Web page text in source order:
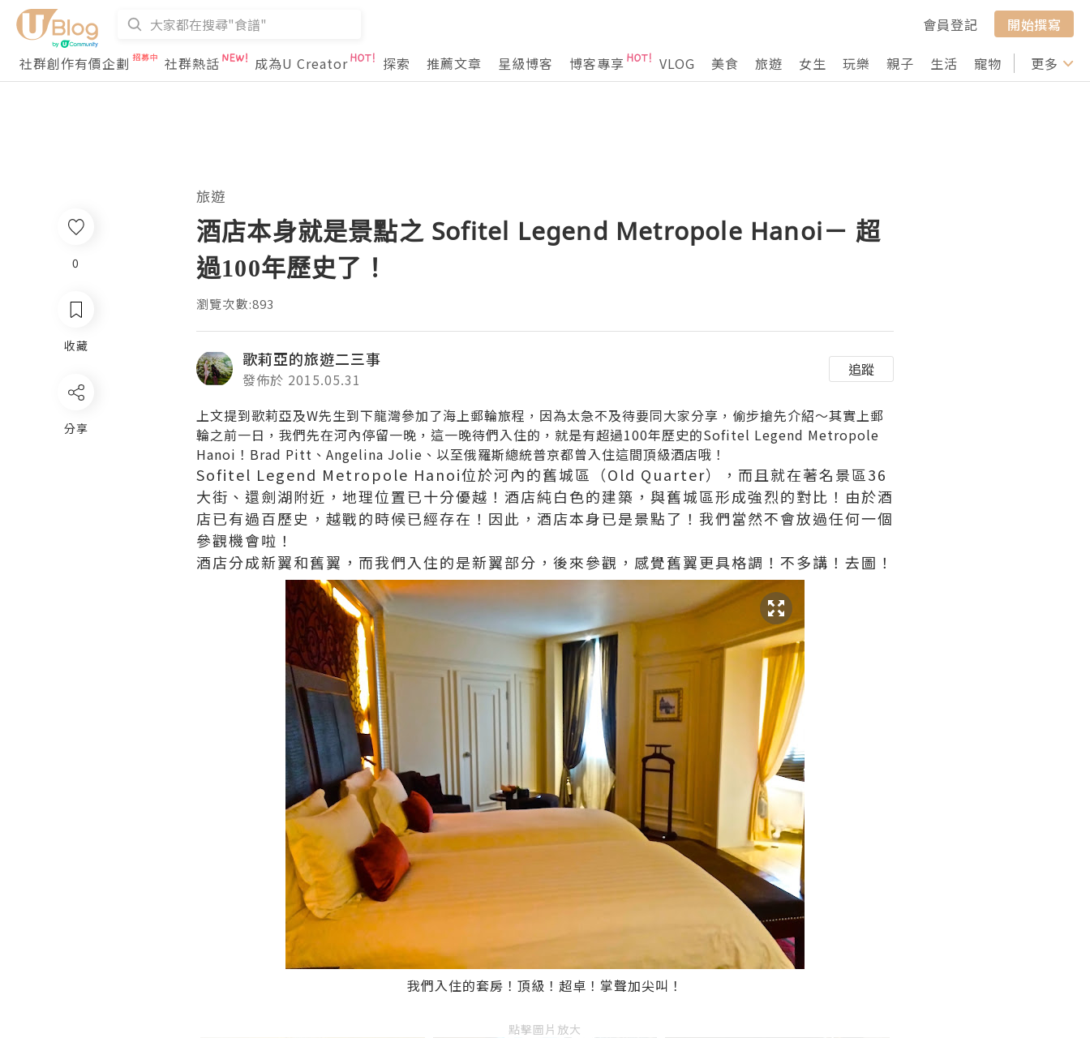
會員登記
開始撰寫
社群創作有價企劃
社群熱話 成為U Creator 探索 推薦文章 星級博客 博客專享 VLOG 美食 旅遊 女生 玩樂 親子 生活 寵物 行山 打卡
更多
0
收藏
分享
旅遊
酒店本身就是景點之 Sofitel Legend Metropole Hanoi－ 超
過100年歷史了！
瀏覽次數:893
歌莉亞的旅遊二三事
發佈於 2015.05.31
追蹤
上文提到歌莉亞及W先生到下龍灣參加了海上郵輪旅程，因為太急不及待要同大家分享，偷步搶先介紹～其實上郵
輪之前一日，我們先在河內停留一晚，這一晚待們入住的，就是有超過100年歷史的Sofitel Legend Metropole
Hanoi！Brad Pitt、Angelina Jolie、以至俄羅斯總統普京都曾入住這間頂級酒店哦！
Sofitel Legend Metropole Hanoi位於河內的舊城區（Old Quarter），而且就在著名景區36
大街、還劍湖附近，地理位置已十分優越！酒店純白色的建築，與舊城區形成強烈的對比！由於酒
店已有過百歷史，越戰的時候已經存在！因此，酒店本身已是景點了！我們當然不會放過任何一個
參觀機會啦！
酒店分成新翼和舊翼，而我們入住的是新翼部分，後來參觀，感覺舊翼更具格調！不多講！去圖！
我們入住的套房！頂級！超卓！掌聲加尖叫！
點擊圖片放大